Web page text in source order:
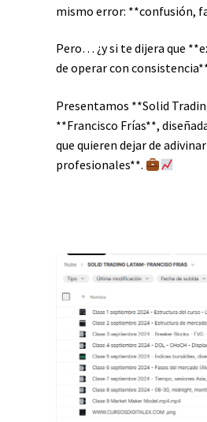
mismo error: **confusión,
Pero… ¿y si te dijera que
de operar con
Presentamos **Solid
**Francisco Frías**,
que quieren dejar de
profesionales**.